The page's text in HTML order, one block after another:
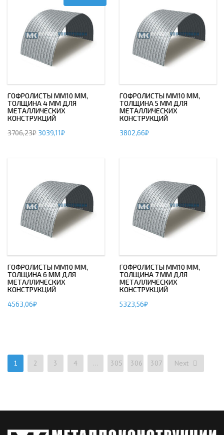
ГОФРОЛИСТЫ ММ10 ММ,
ТОЛЩИНА 4 ММ ДЛЯ
МЕТАЛЛИЧЕСКИХ
КОНСТРУКЦИЙ
3706,23₽ 3039,11₽
ГОФРОЛИСТЫ ММ10 ММ,
ТОЛЩИНА 5 ММ ДЛЯ
МЕТАЛЛИЧЕСКИХ
КОНСТРУКЦИЙ
3802,66₽
ГОФРОЛИСТЫ ММ10 ММ,
ТОЛЩИНА 6 ММ ДЛЯ
МЕТАЛЛИЧЕСКИХ
КОНСТРУКЦИЙ
4563,06₽
ГОФРОЛИСТЫ ММ10 ММ,
ТОЛЩИНА 7 ММ ДЛЯ
МЕТАЛЛИЧЕСКИХ
КОНСТРУКЦИЙ
5323,56₽
1 2 3 4 … 305 306 307 Next